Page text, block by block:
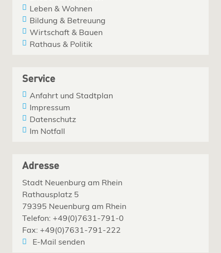
Leben & Wohnen
Bildung & Betreuung
Wirtschaft & Bauen
Rathaus & Politik
Service
Anfahrt und Stadtplan
Impressum
Datenschutz
Im Notfall
Adresse
Stadt Neuenburg am Rhein
Rathausplatz 5
79395 Neuenburg am Rhein
Telefon: +49(0)7631-791-0
Fax: +49(0)7631-791-222
E-Mail senden